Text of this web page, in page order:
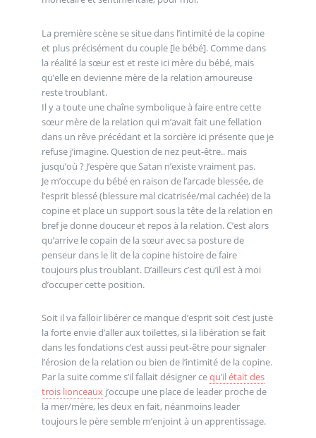
La première scène se situe dans l’intimité de la copine
et plus précisément du couple [le bébé]. Comme dans
la réalité la sœur est et reste ici mère du bébé, mais
qu’elle en devienne mère de la relation amoureuse
reste troublant.
Il y a toute une chaîne symbolique à faire entre cette
sœur mère de la relation qui m’avait fait une fellation
dans un rêve précédant et la sorcière ici présente que je
refuse j’imagine. Question de nez peut-être.. mais
jusqu’où ? J’espère que Satan n’existe vraiment pas.
Je m’occupe du bébé en raison de l’arcade blessée, de
l’esprit blessé (blessure mal cicatrisée/mal cachée) de la
copine et place un support sous la tête de la relation en
bref je donne douceur et repos à la relation. C’est alors
qu’arrive le copain de la sœur avec sa posture de
penseur dans le lit de la copine histoire de faire
toujours plus troublant. D’ailleurs c’est qu’il est à moi
d’occuper cette position.
Soit il va falloir libérer ce manque d’esprit soit c’est juste
la forte envie d’aller aux toilettes, si la libération se fait
dans les fondations c’est aussi peut-être pour signaler
l’érosion de la relation ou bien de l’intimité de la copine.
Par la suite comme s’il fallait désigner cequ’il était des
trois lionceauxj’occupe une place de leader proche de
la mer/mère, les deux en fait, néanmoins leader
toujours le père semble m’enjoint à un apprentissage.